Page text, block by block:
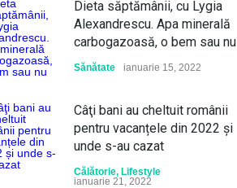
Dieta săptămânii, cu Lygia
Alexandrescu. Apa minerală
carbogazoasă, o bem sau nu
Sănătate ianuarie 15, 2022
Câţi bani au cheltuit românii
pentru vacanțele din 2022 și
unde s-au cazat
Călătorie, Lifestyle
ianuarie 21, 2022